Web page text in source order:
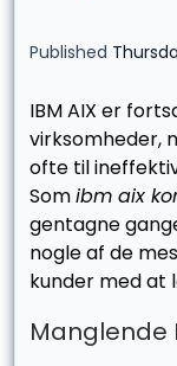
Published
IBM AIX er
virksomheder,
ofte til
Somibm aix
gentagne
nogle af de
kunder med at
Manglende